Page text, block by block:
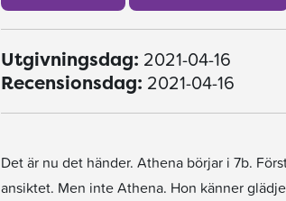
Utgivningsdag: 2021-04-16
Recensionsdag: 2021-04-16
Det är nu det händer. Athena börjar i 7b.
ansiktet. Men inte Athena. Hon känner